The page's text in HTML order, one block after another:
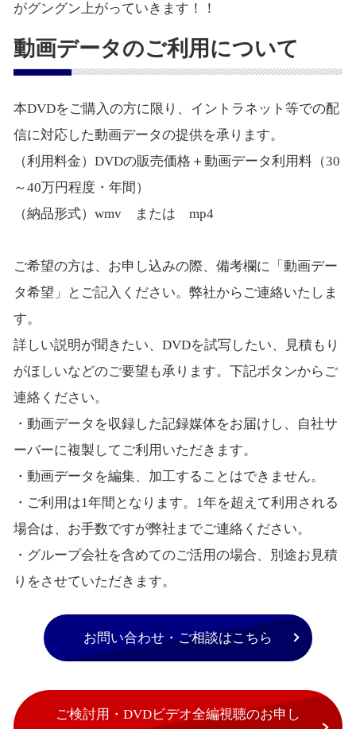
がグングン上がっていきます！！
動画データのご利用について
本DVDをご購入の方に限り、イントラネット等での配
信に対応した動画データの提供を承ります。
（利用料金）DVDの販売価格＋動画データ利用料（30
～40万円程度・年間）
（納品形式）wmv または mp4
ご希望の方は、お申し込みの際、備考欄に「動画デー
タ希望」とご記入ください。弊社からご連絡いたしま
す。
詳しい説明が聞きたい、DVDを試写したい、見積もり
がほしいなどのご要望も承ります。下記ボタンからご
連絡ください。
・動画データを収録した記録媒体をお届けし、自社サ
ーバーに複製してご利用いただきます。
・動画データを編集、加工することはできません。
・ご利用は1年間となります。1年を超えて利用される
場合は、お手数ですが弊社までご連絡ください。
・グループ会社を含めてのご活用の場合、別途お見積
りをさせていただきます。
お問い合わせ・ご相談はこちら
ご検討用・DVDビデオ全編視聴のお申し